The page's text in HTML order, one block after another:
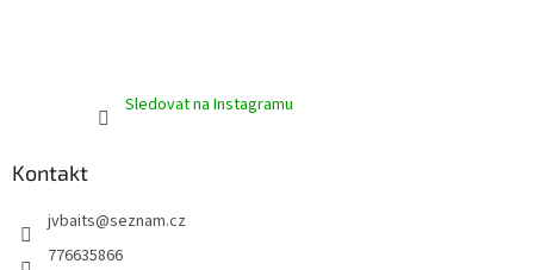
Sledovat na Instagramu
Kontakt
jvbaits@seznam.cz
776635866